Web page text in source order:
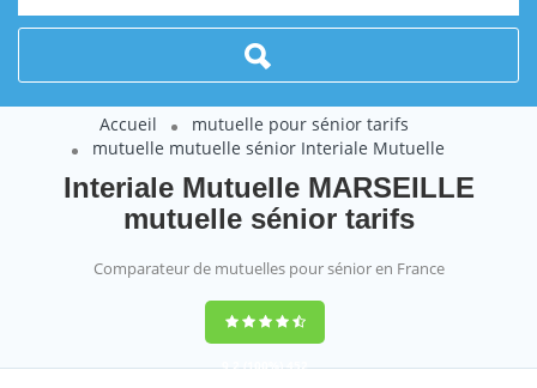
Accueil
mutuelle pour sénior tarifs
mutuelle mutuelle sénior Interiale Mutuelle
Interiale Mutuelle MARSEILLE
mutuelle sénior tarifs
Comparateur de mutuelles pour sénior en France
9,2(100%)452